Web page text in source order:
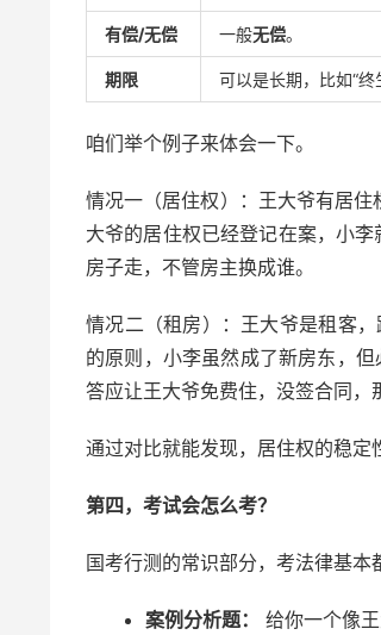
有偿/无偿 一般无偿。
期限 可以是长期，比如“终
咱们举个例子来体会一下。
情况一（居住权）：王大爷有居
大爷的居住权已经登记在案，小
房子走，不管房主换成谁。
情况二（租房）：王大爷是租客
的原则，小李虽然成了新房东，
答应让王大爷免费住，没签合同，
通过对比就能发现，居住权的稳定
第四，考试会怎么考？
国考行测的常识部分，考法律基本
案例分析题： 给你一个像